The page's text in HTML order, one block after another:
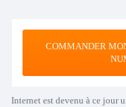
COMMANDER
Internet est devenu à ce jour